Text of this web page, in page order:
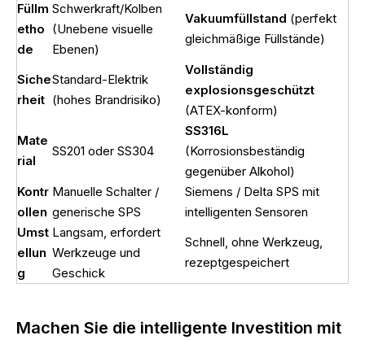
Füllm
etho
de
Schwerkraft/Kolben
(Unebene visuelle
Ebenen)
Vakuumfüllstand (perfekt
gleichmäßige Füllstände)
Siche
rheit
Standard-Elektrik
(hohes Brandrisiko)
Vollständig
explosionsgeschützt
(ATEX-konform)
Mate
rial
SS201 oder SS304
SS316L
(Korrosionsbeständig
gegenüber Alkohol)
Kontr
ollen
Manuelle Schalter /
generische SPS
Siemens / Delta SPS mit
intelligenten Sensoren
Umst
ellun
g
Langsam, erfordert
Werkzeuge und
Geschick
Schnell, ohne Werkzeug,
rezeptgespeichert
Machen Sie die intelligente Investition mit